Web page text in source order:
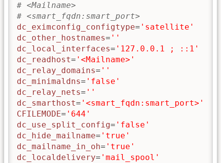
# <Mailname>
# <smart_fqdn:smart_port>
dc_eximconfig_configtype= 'satellite'
dc_other_hostnames= ''
dc_local_interfaces= '127.0.0.1 ; ::1'
dc_readhost= '<Mailname>'
dc_relay_domains= ''
dc_minimaldns= 'false'
dc_relay_nets= ''
dc_smarthost= '<smart_fqdn:smart_port>'
CFILEMODE= '644'
dc_use_split_config= 'false'
dc_hide_mailname= 'true'
dc_mailname_in_oh= 'true'
dc_localdelivery= 'mail_spool'